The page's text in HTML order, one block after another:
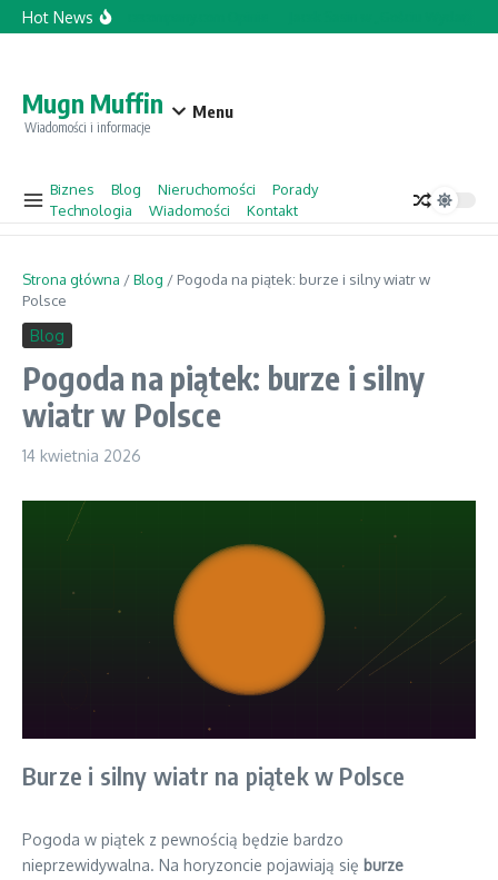
Przejdź do treści
Hot NewsTopforcecompany.com Opinie
Mugn Muffin
Wiadomości i informacje
Menu
Biznes Blog Nieruchomości
Porady
Technologia
Wiadomości Kontakt
Strona główna /Blog / Pogoda na piątek: burze i silny wiatr w
Polsce
Blog
Pogoda na piątek: burze i silny
wiatr w Polsce
14 kwietnia 2026
Burze i silny wiatr na piątek w Polsce
Pogoda w piątek z pewnością będzie bardzo
nieprzewidywalna. Na horyzoncie pojawiają się burze